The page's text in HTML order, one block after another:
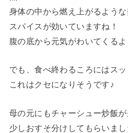
身体の中から燃え上がるような
スパイスが効いていますね！
腹の底から元気がわいてくるよ
でも、食べ終わるころにはス
これはクセになりそうです♪
母の元にもチャーシュー炒飯が
少しおすそ分けしてもらいま